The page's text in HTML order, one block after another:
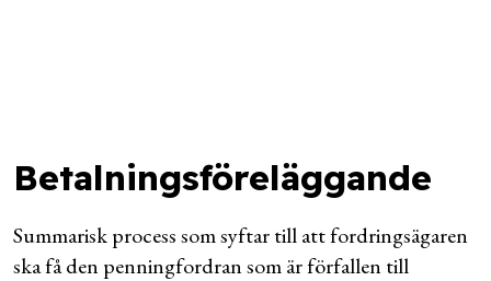
Betalningsföreläggande
Summarisk process som syftar till att fordringsägaren
ska få den penningfordran som är förfallen till